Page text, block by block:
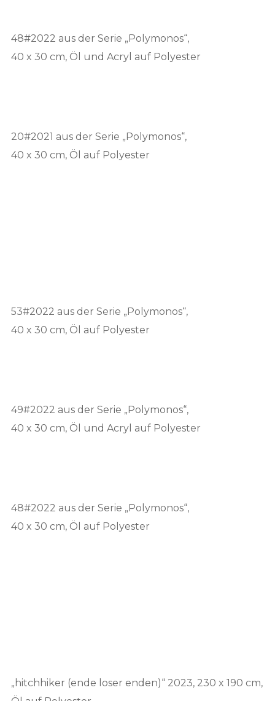
48#2022 aus der Serie „Polymonos“,
40 x 30 cm, Öl und Acryl auf Polyester
20#2021 aus der Serie „Polymonos“,
40 x 30 cm, Öl auf Polyester
53#2022 aus der Serie „Polymonos“,
40 x 30 cm, Öl auf Polyester
49#2022 aus der Serie „Polymonos“,
40 x 30 cm, Öl und Acryl auf Polyester
48#2022 aus der Serie „Polymonos“,
40 x 30 cm, Öl auf Polyester
„hitchhiker (ende loser enden)“ 2023, 230 x 190 cm,